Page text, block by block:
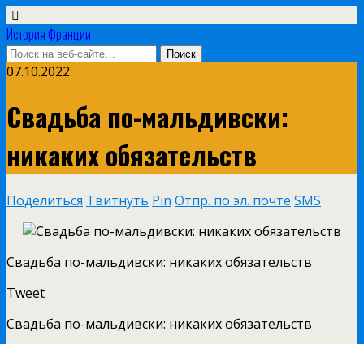
История Франции
07.10.2022
Свадьба по-мальдивски:
никаких обязательств
Поделиться Твитнуть Pin Отпр. по эл. почте SMS
Свадьба по-мальдивски: никаких обязательств
Tweet
Свадьба по-мальдивски: никаких обязательств